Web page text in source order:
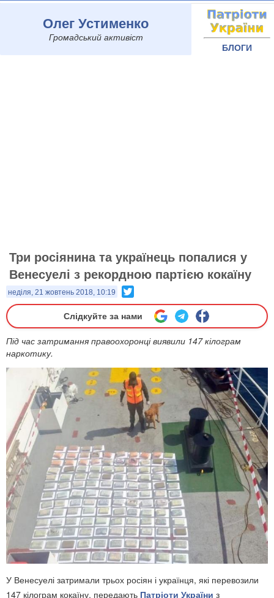
Олег Устименко
Громадський активіст
БЛОГИ
Три росіянина та українець попалися у
Венесуелі з рекордною партією кокаїну
неділя, 21 жовтень 2018, 10:19
Слідкуйте за нами
Під час затримання правоохоронці виявили 147 кілограм
наркотику.
У Венесуелі затримали трьох росіян і українця, які перевозили
147 кілограм кокаїну, передають Патріоти України з